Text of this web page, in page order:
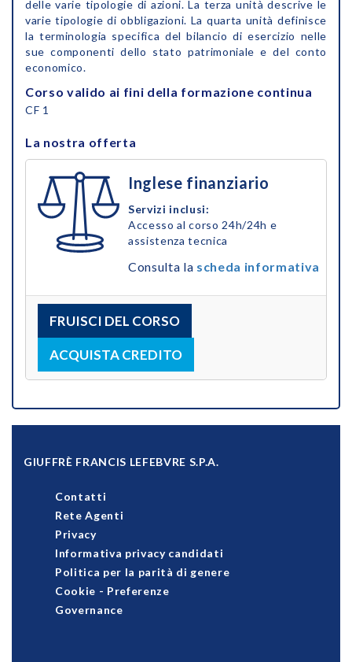
delle varie tipologie di azioni. La terza unità descrive le
varie tipologie di obbligazioni. La quarta unità definisce
la terminologia specifica del bilancio di esercizio nelle
sue componenti dello stato patrimoniale e del conto
economico.
Corso valido ai fini della formazione continua
CF 1
La nostra offerta
Inglese finanziario
Servizi inclusi:
Accesso al corso 24h/24h e
assistenza tecnica
Consulta la scheda informativa
FRUISCI DEL CORSO
ACQUISTA CREDITO
GIUFFRÈ FRANCIS LEFEBVRE S.P.A.
Contatti
Rete Agenti
Privacy
Informativa privacy candidati
Politica per la parità di genere
Cookie - Preferenze
Governance